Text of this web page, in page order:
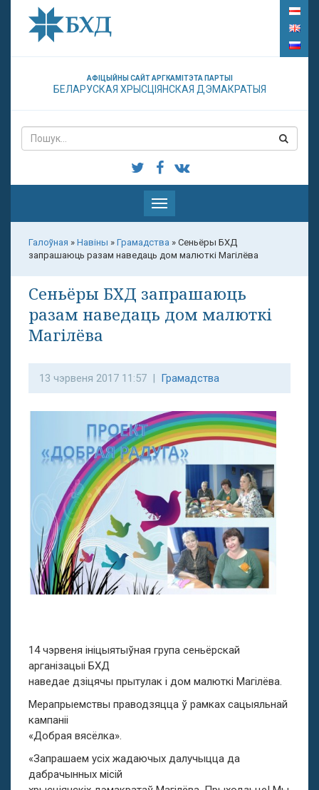
АФІЦЫЙНЫ САЙТ АРГКАМІТЭТА ПАРТЫІ
БЕЛАРУСКАЯ ХРЫСЦІЯНСКАЯ ДЭМАКРАТЫЯ
Паказаць
меню
Галоўная » Навіны » Грамадства » Сеньёры БХД
запрашаюць разам наведаць дом малюткі Магілёва
Сеньёры БХД запрашаюць
разам наведаць дом малюткі
Магілёва
13 чэрвеня 2017 11:57 | Грамадства
14 чэрвеня ініцыятыўная група сеньёрскай
арганізацыі БХД
наведае дзіцячы прытулак і дом малюткі Магілёва.
Мерапрыемствы праводзяцца ў рамках сацыяльнай
кампаніі
«Добрая вясёлка».
«Запрашаем усіх жадаючых далучыцца да
дабрачынных місій